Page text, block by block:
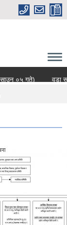
०५ गते)
वडा